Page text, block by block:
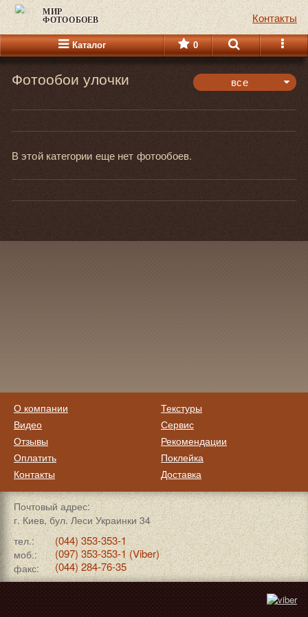
МИР
ФОТООБОЕВ Контакты
Каталог 0
все
панорамные
горизонтальные
Фотообои улочки
В этой категории еще нет фотообоев.
О компании
Видео
Отзывы
Оплатить
Контакты
Текстуры
Сервис
Рекомендации
Поклейка
Доставка
Почтовый адрес:
г. Киев, бул. Леси Украинки 34
тел.:
(044) 353-353-1
моб.: (097) 353-353-1 (Viber)
факс: (044) 284-76-35